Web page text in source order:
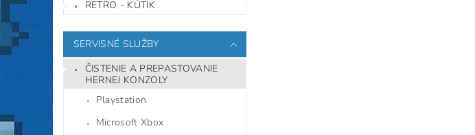
RETRO - KÚTIK
SERVISNÉ SLUŽBY
ČISTENIE A PREPASTOVANIE
HERNEJ KONZOLY
Playstation
Microsoft Xbox